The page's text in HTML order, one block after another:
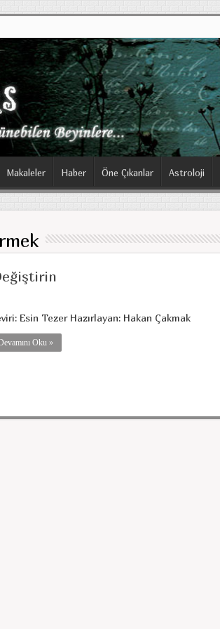
Makaleler Haber Öne Çıkanlar Astroloji
Esin Tezer Hazırlayan: Hakan Çakmak
Oku »